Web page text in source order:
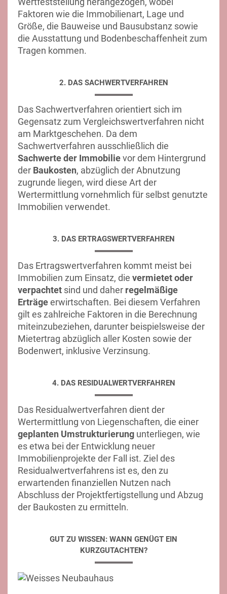
Faktoren wie die Immobilienart, Lage und
Größe, die Bauweise und Bausubstanz sowie
die Ausstattung und Bodenbeschaffenheit zum
Tragen kommen.
2. DAS SACHWERTVERFAHREN
Das Sachwertverfahren orientiert sich im
Gegensatz zum Vergleichswertverfahren nicht
am Marktgeschehen. Da dem
Sachwertverfahren ausschließlich die
Sachwerte der Immobilievor dem Hintergrund
der Baukosten, abzüglich der Abnutzung
zugrunde liegen, wird diese Art der
Wertermittlung vornehmlich für selbst genutzte
Immobilien verwendet.
3. DAS ERTRAGSWERTVERFAHREN
Das Ertragswertverfahren kommt meist bei
Immobilien zum Einsatz, die vermietet oder
verpachtet sind und daher regelmäßige
Erträgeerwirtschaften. Bei diesem Verfahren
gilt es zahlreiche Faktoren in die Berechnung
miteinzubeziehen, darunter beispielsweise der
Mietertrag abzüglich aller Kosten sowie der
Bodenwert, inklusive Verzinsung.
4. DAS RESIDUALWERTVERFAHREN
Das Residualwertverfahren dient der
Wertermittlung von Liegenschaften, die einer
geplanten Umstrukturierung unterliegen, wie
es etwa bei der Entwicklung neuer
Immobilienprojekte der Fall ist. Ziel des
Residualwertverfahrens ist es, den zu
erwartenden finanziellen Nutzen nach
Abschluss der Projektfertigstellung und Abzug
der Baukosten zu ermitteln.
GUT ZU WISSEN: WANN GENÜGT EIN
KURZGUTACHTEN?